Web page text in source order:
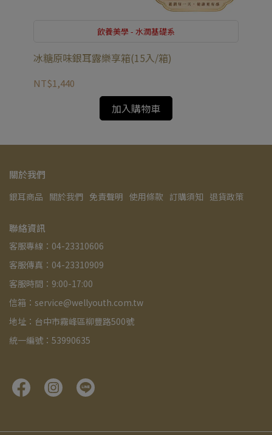
飲養美學 - 水潤基礎系
冰糖原味銀耳露樂享箱(15入/箱)
NT$1,440
加入購物車
關於我們
銀耳商品 關於我們 免責聲明 使用條款 訂購須知 退貨政策
聯絡資訊
客服專線：04-23310606
客服傳真：04-23310909
客服時間：9:00-17:00
信箱：service@wellyouth.com.tw
地址：台中市霧峰區柳豐路500號
統一編號：53990635